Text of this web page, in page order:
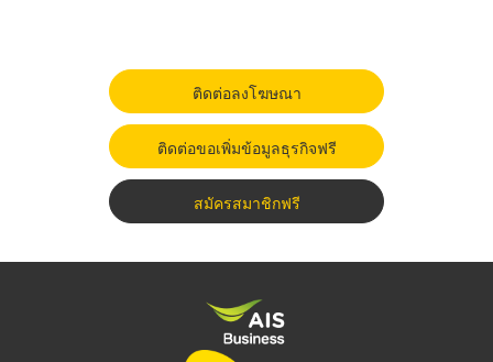
ติดต่อลงโฆษณา
ติดต่อขอเพิ่มข้อมูลธุรกิจฟรี
สมัครสมาชิกฟรี